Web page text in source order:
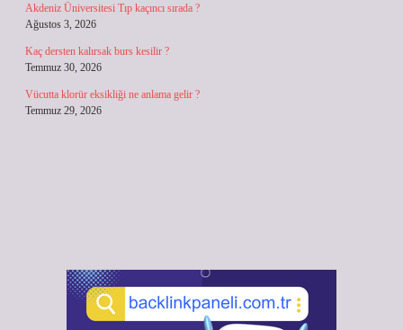
Akdeniz Üniversitesi Tıp kaçıncı sırada ?
Ağustos 3, 2026
Kaç dersten kalırsak burs kesilir ?
Temmuz 30, 2026
Vücutta klorür eksikliği ne anlama gelir ?
Temmuz 29, 2026